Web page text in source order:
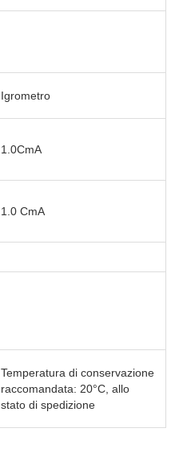
Igrometro
1.0CmA
1.0 CmA
Temperatura di conservazione
raccomandata: 20°C, allo
stato di spedizione